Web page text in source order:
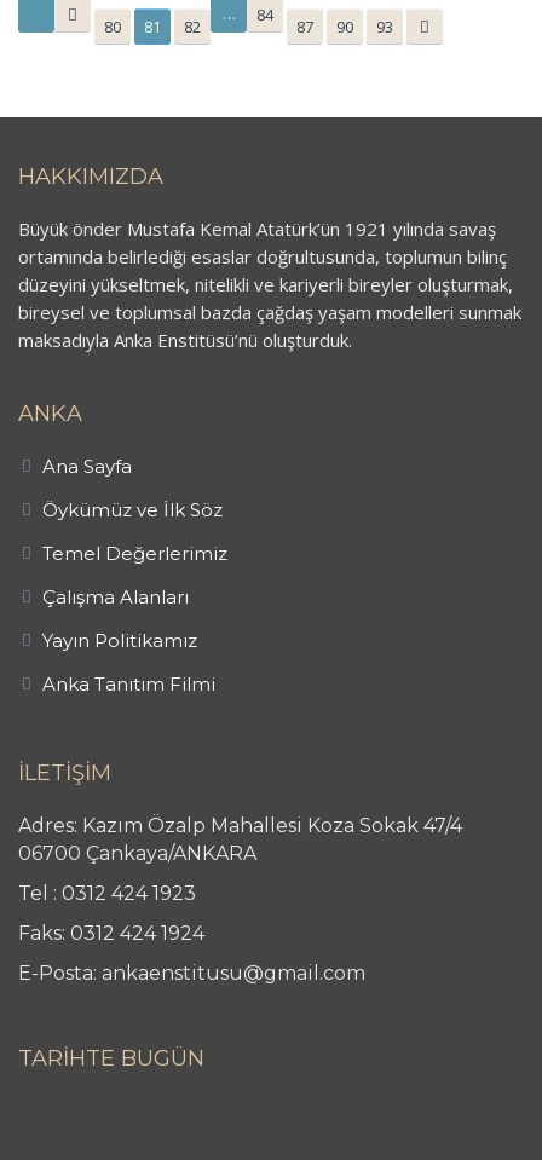
80 81 82
… 84
87 90 93
HAKKIMIZDA
Büyük önder Mustafa Kemal Atatürk’ün 1921 yılında savaş
ortamında belirlediği esaslar doğrultusunda, toplumun bilinç
düzeyini yükseltmek, nitelikli ve kariyerli bireyler oluşturmak,
bireysel ve toplumsal bazda çağdaş yaşam modelleri sunmak
maksadıyla Anka Enstitüsü’nü oluşturduk.
ANKA
Ana Sayfa
Öykümüz ve İlk Söz
Temel Değerlerimiz
Çalışma Alanları
Yayın Politikamız
Anka Tanıtım Filmi
İLETİŞİM
Adres: Kazım Özalp Mahallesi Koza Sokak 47/4
06700 Çankaya/ANKARA
Tel : 0312 424 1923
Faks: 0312 424 1924
E-Posta: ankaenstitusu@gmail.com
TARİHTE BUGÜN